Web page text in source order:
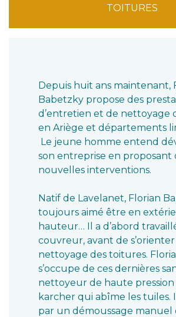
TOITURES
Depuis huit ans maintenant,
Babetzky propose des
d’entretien et de nettoyage
en Ariège et départements
Le jeune homme entend
son entreprise en proposant
nouvelles interventions.
Natif de Lavelanet, Florian
toujours aimé être en
hauteur… Il a d’abord
couvreur, avant de
nettoyage des toitures.
s’occupe de ces dernières
nettoyeur de haute pression
karcher qui abîme les tuiles.
par un démoussage manuel